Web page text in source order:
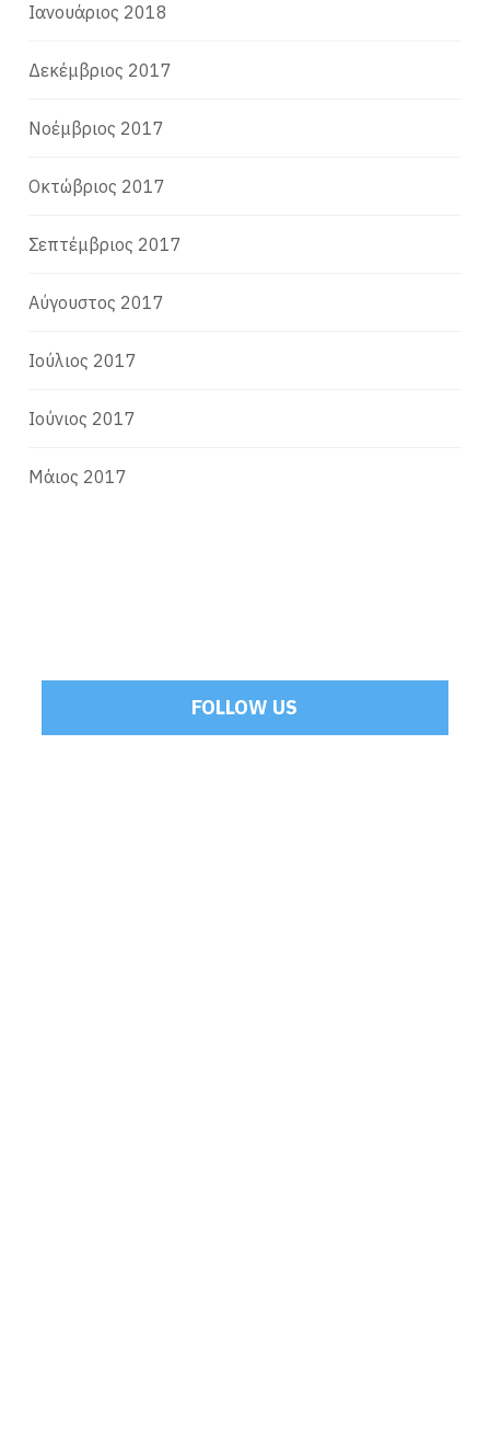
Ιανουάριος 2018
Δεκέμβριος 2017
Νοέμβριος 2017
Οκτώβριος 2017
Σεπτέμβριος 2017
Αύγουστος 2017
Ιούλιος 2017
Ιούνιος 2017
Μάιος 2017
FOLLOW US